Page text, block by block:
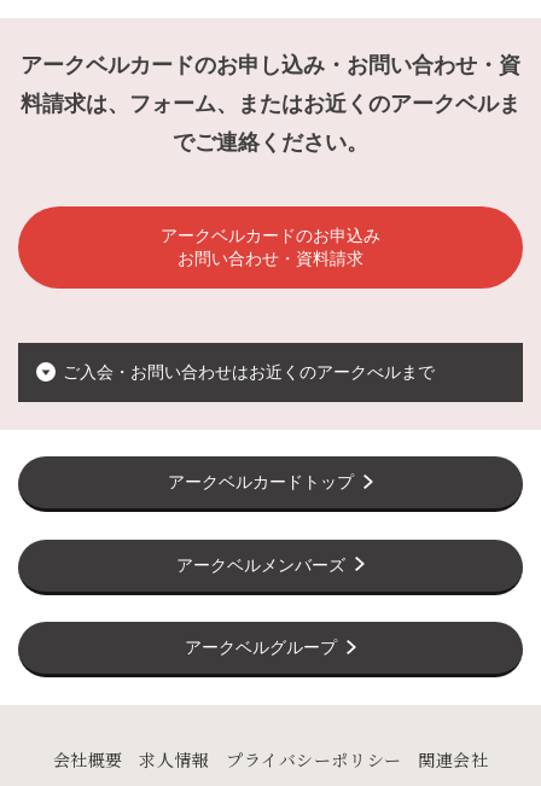
アークベルカードのお申し込み・お問い合わせ・資
料請求は、フォーム、またはお近くのアークベルま
でご連絡ください。
アークベルカードのお申込み
お問い合わせ・資料請求
ご入会・お問い合わせはお近くのアークべルまで
アークベルカードトップ
アークベルメンバーズ
アークベルグループ
会社概要 求人情報 プライバシーポリシー
関連会社